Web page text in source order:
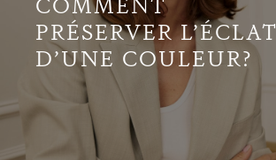
COMMENT
PRÉSERVER L’ÉCLAT
D’UNE COULEUR?